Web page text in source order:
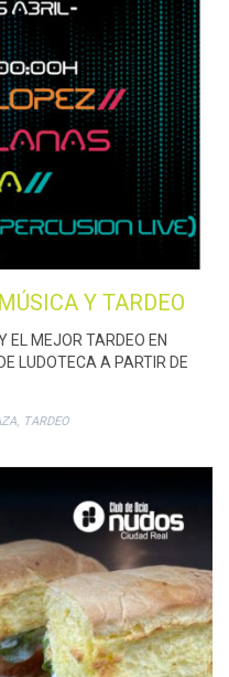
Y TARDEO
EL MEJOR TARDEO EN
LUDOTECA A PARTIR DE
TARDEO